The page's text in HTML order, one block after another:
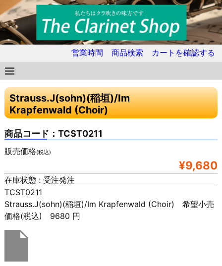
営業時間 商品検索 カートを確認する
Strauss.J(sohn)(稲垣)/Im
Krapfenwald (Choir)
商品コード：TCST0211
販売価格(税込)
¥9,680
在庫状態 : 受注発注
TCST0211
Strauss.J(sohn)(稲垣)/Im Krapfenwald (Choir) 希望小売
価格(税込) 9680 円